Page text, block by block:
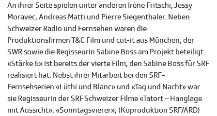
An ihrer Seite spielen unter anderen Irène Fritschi, Jessy
Moravec, Andreas Matti und Pierre Siegenthaler. Neben
Schweizer Radio und Fernsehen waren die
Produktionsfirmen T&C Film und cut-it aus München, der
SWR sowie die Regisseurin Sabine Boss am Projekt beteiligt.
«Stärke 6» ist bereits der vierte Film, den Sabine Boss für SRF
realisiert hat. Nebst ihrer Mitarbeit bei den SRF-
Fernsehserien «Lüthi und Blanc» und «Tag und Nacht» war
sie Regisseurin der SRF Schweizer Filme «Tatort – Hanglage
mit Aussicht», «Sonntagsvierer», (Koproduktion SRF/ARD)